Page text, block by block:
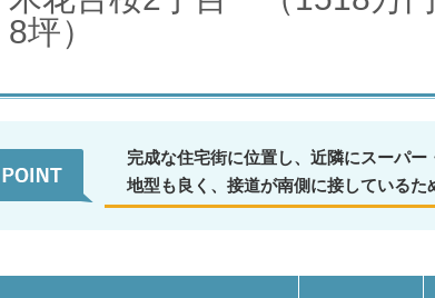
8坪）
完成な住宅街に位置し、近隣にスーパー
地型も良く、接道が南側に接している